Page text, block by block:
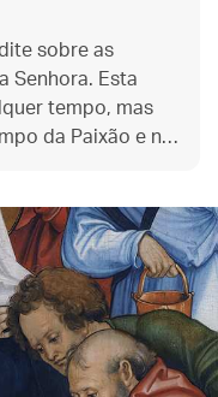
sobre as
Senhora. Esta
tempo, mas
da Paixão e na